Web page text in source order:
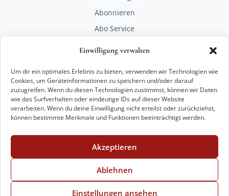
Einwilligung verwalten
Um dir ein optimales Erlebnis zu bieten, verwenden wir Technologien wie
Cookies, um Geräteinformationen zu speichern und/oder darauf
zuzugreifen. Wenn du diesen Technologien zustimmst, können wir Daten
wie das Surfverhalten oder eindeutige IDs auf dieser Website
verarbeiten. Wenn du deine Einwilligung nicht erteilst oder zurückziehst,
können bestimmte Merkmale und Funktionen beeinträchtigt werden.
Akzeptieren
Ablehnen
Einstellungen ansehen
Abonnieren
Abo Service
RECHTLICHES
Impressum
Datenschutz
KONTAKT
+49 221 29 28 27 21